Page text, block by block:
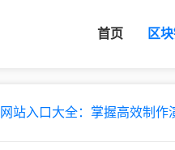
首页 区
站入口大全：掌握高效制作